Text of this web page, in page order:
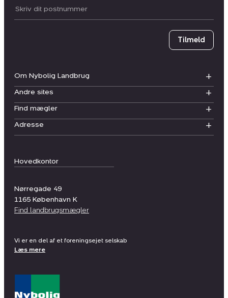
Hovedkontor
Nørregade 49
1165 København K
Find landbrugsmægler
Om Nybolig Landbrug
Andre sites
Find mægler
Adresse
Postnummer
Tilmeld
Vi er en del af et foreningsejet selskab
Læs mere